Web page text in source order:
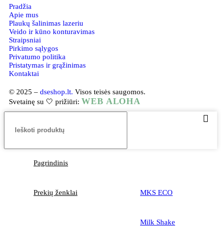
Pradžia
Apie mus
Plaukų šalinimas lazeriu
Veido ir kūno konturavimas
Straipsniai
Pirkimo sąlygos
Privatumo politika
Pristatymas ir grąžinimas
Kontaktai
© 2025 – dseshop.lt. Visos teisės saugomos.
Svetainę su 🤍 prižiūri: WEB ALOHA
Pagrindinis
Prekių ženklai MKS ECO
Milk Shake